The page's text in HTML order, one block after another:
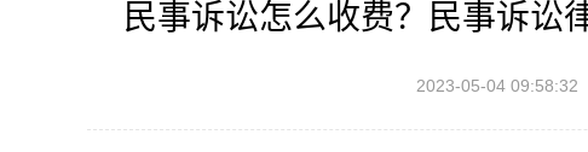
民事诉讼怎么收费？民事诉讼
2023-05-04 09:58:32